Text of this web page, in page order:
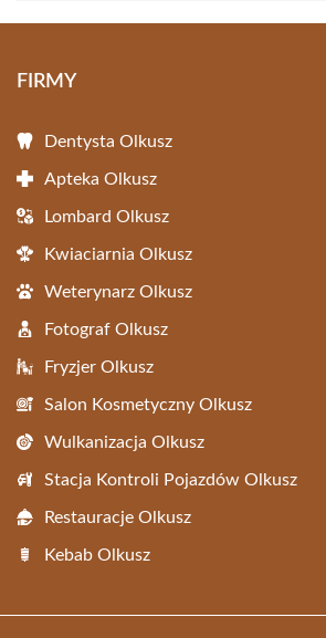
FIRMY
Dentysta Olkusz
Apteka Olkusz
Lombard Olkusz
Kwiaciarnia Olkusz
Weterynarz Olkusz
Fotograf Olkusz
Fryzjer Olkusz
Salon Kosmetyczny Olkusz
Wulkanizacja Olkusz
Stacja Kontroli Pojazdów Olkusz
Restauracje Olkusz
Kebab Olkusz